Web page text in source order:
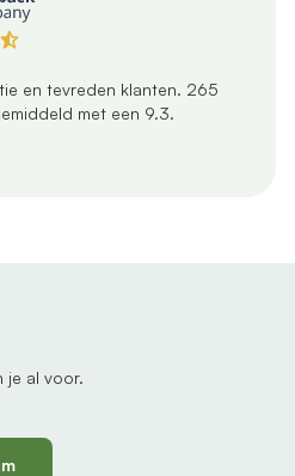
en tevreden klanten. 265
met een 9.3.
je al voor.